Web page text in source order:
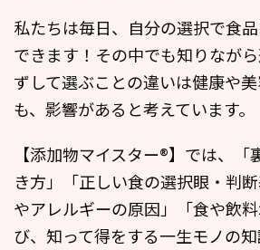
私たちは毎日、自分の選択で食
できます！その中でも知りなが
ずして選ぶことの違いは健康や
も、影響があると考えています。
【添加物マイスター®︎】では、
き方」「正しい食の選択眼・判
やアレルギーの原因」「食や飲
び、知って得をする一生モノの